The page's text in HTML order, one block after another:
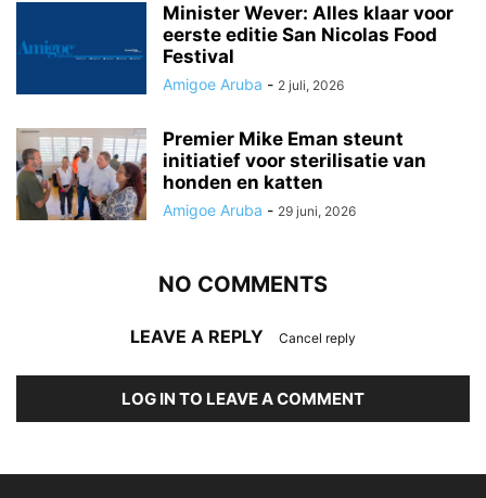
Minister Wever: Alles klaar voor
eerste editie San Nicolas Food
Festival
Amigoe Aruba - 2 juli, 2026
Premier Mike Eman steunt
initiatief voor sterilisatie van
honden en katten
Amigoe Aruba - 29 juni, 2026
NO COMMENTS
LEAVE A REPLY Cancel reply
LOG IN TO LEAVE A COMMENT